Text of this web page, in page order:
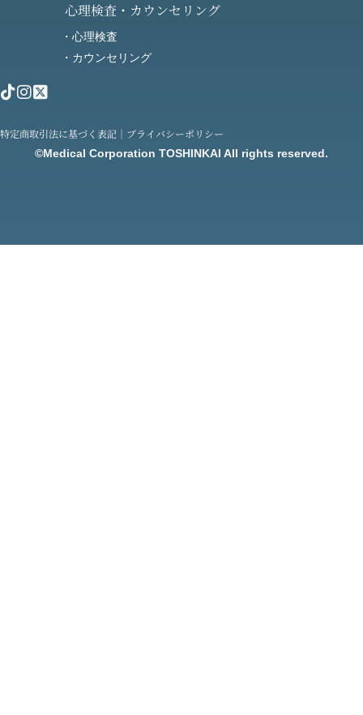
心理検査・カウンセリング
・心理検査
・カウンセリング
特定商取引法に基づく表記 ｜ プライバシーポリシー
©Medical Corporation TOSHINKAI All rights reserved.